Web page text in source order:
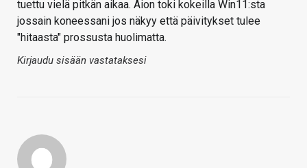
tuettu vielä pitkän aikaa. Aion toki kokeilla Win11:sta
jossain koneessani jos näkyy että päivitykset tulee
"hitaasta" prossusta huolimatta.
Kirjaudu sisään vastataksesi